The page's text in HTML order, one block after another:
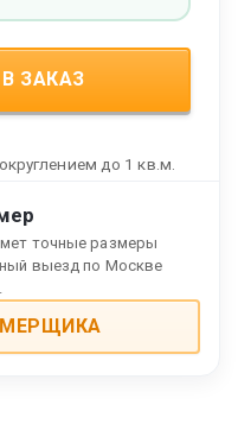
ЗАКАЗ
до 1 кв.м.
точные размеры
выезд по Москве